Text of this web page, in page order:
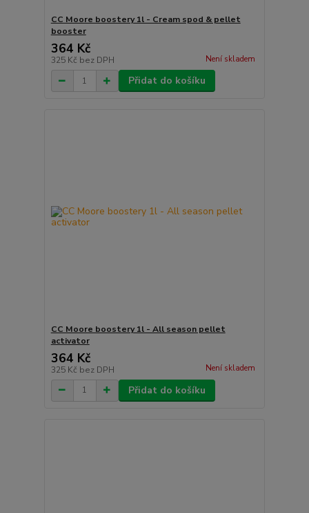
CC Moore boostery 1l - Cream spod & pellet
booster
364 Kč
325 Kč bez DPH Není skladem
Přidat do košíku
CC Moore boostery 1l - All season pellet
activator
364 Kč
325 Kč bez DPH Není skladem
Přidat do košíku